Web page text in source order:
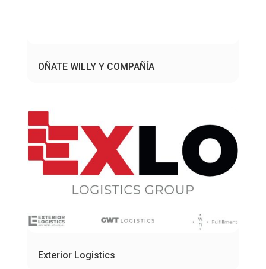
OÑATE WILLY Y COMPAÑÍA
Exterior Logistics